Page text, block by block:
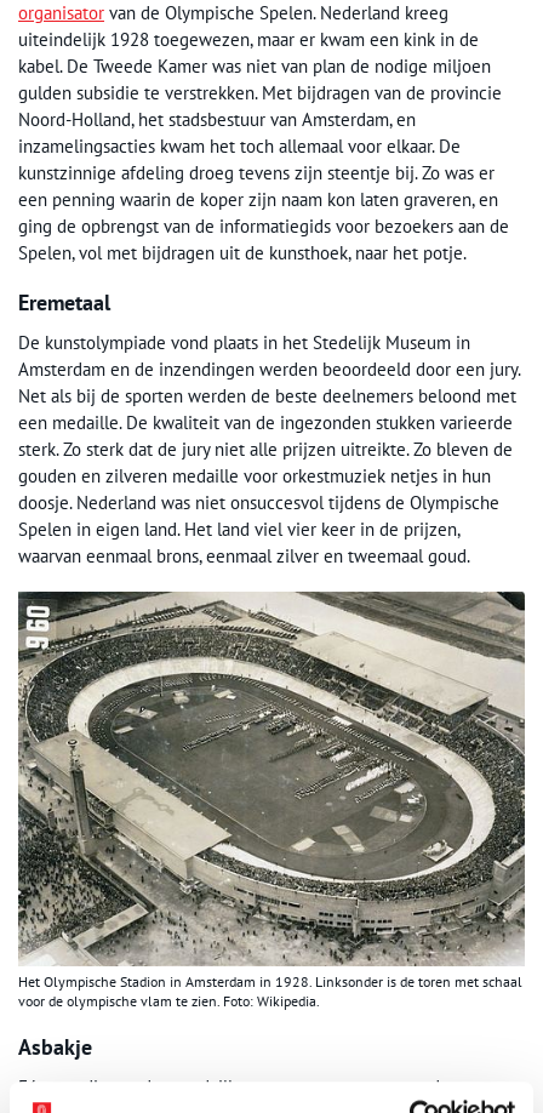
organisator van de Olympische Spelen. Nederland kreeg
uiteindelijk 1928 toegewezen, maar er kwam een kink in de
kabel. De Tweede Kamer was niet van plan de nodige miljoen
gulden subsidie te verstrekken. Met bijdragen van de provincie
Noord-Holland, het stadsbestuur van Amsterdam, en
inzamelingsacties kwam het toch allemaal voor elkaar. De
kunstzinnige afdeling droeg tevens zijn steentje bij. Zo was er
een penning waarin de koper zijn naam kon laten graveren, en
ging de opbrengst van de informatiegids voor bezoekers aan de
Spelen, vol met bijdragen uit de kunsthoek, naar het potje.
Eremetaal
De kunstolympiade vond plaats in het Stedelijk Museum in
Amsterdam en de inzendingen werden beoordeeld door een jury.
Net als bij de sporten werden de beste deelnemers beloond met
een medaille. De kwaliteit van de ingezonden stukken varieerde
sterk. Zo sterk dat de jury niet alle prijzen uitreikte. Zo bleven de
gouden en zilveren medaille voor orkestmuziek netjes in hun
doosje. Nederland was niet onsuccesvol tijdens de Olympische
Spelen in eigen land. Het land viel vier keer in de prijzen,
waarvan eenmaal brons, eenmaal zilver en tweemaal goud.
Het Olympische Stadion in Amsterdam in 1928. Linksonder is de toren met schaal
voor de olympische vlam te zien. Foto: Wikipedia.
Asbakje
Eén van die gouden medailles was voor een ontwerp dat